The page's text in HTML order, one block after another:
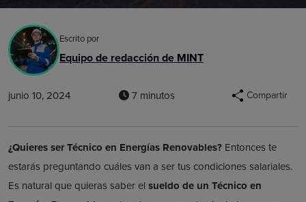
Escrito por
Equipo de redacción de MINT
junio 10, 2024 7 minutos Compartir
¿Quieres ser Técnico en Energías Renovables? Entonces te
estarás preguntando cuáles van a ser tus condiciones salariales.
Es natural que quieras saber elsueldo de un Técnico en